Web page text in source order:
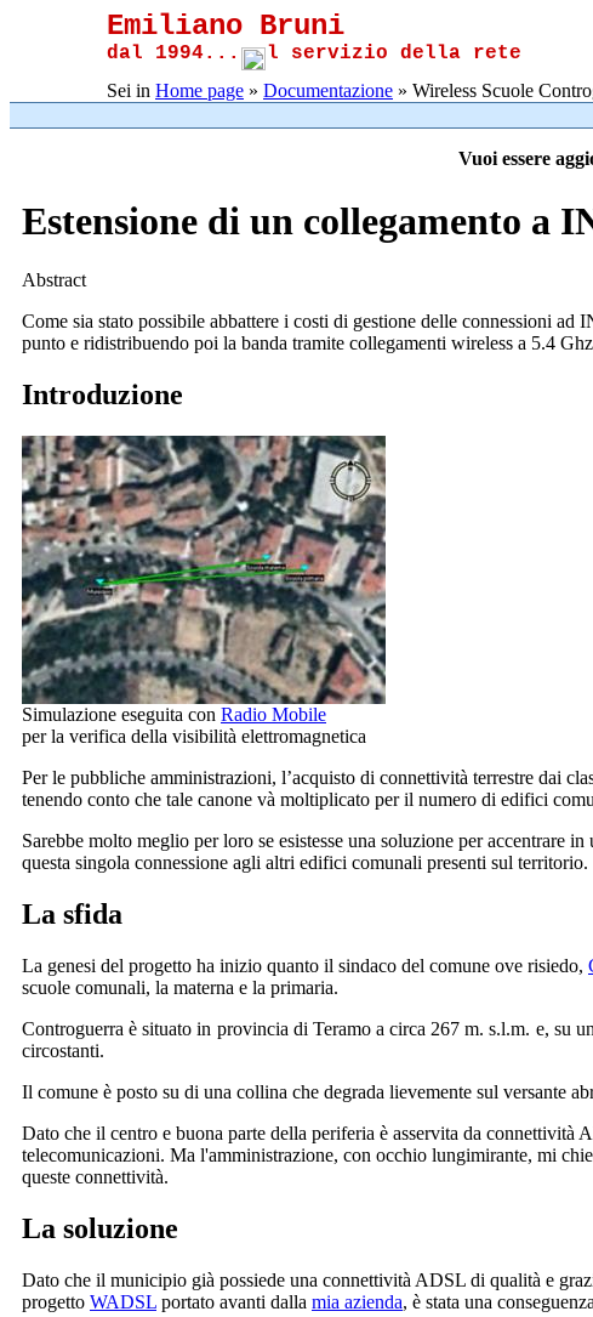
Emiliano Bruni
dal 1994... l servizio della rete
Sei in Home page » Documentazione » Wireless Scuole
Vuoi essere
Estensione di un collegamento a
Abstract
Come sia stato possibile abbattere i costi di gestione delle connessioni
punto e ridistribuendo poi la banda tramite collegamenti wireless a 5.4
Introduzione
Simulazione eseguita con Radio Mobile
per la verifica della visibilità elettromagnetica
Per le pubbliche amministrazioni, l’acquisto di connettività terrestre dai
tenendo conto che tale canone và moltiplicato per il numero di edifici
Sarebbe molto meglio per loro se esistesse una soluzione per accentrare
questa singola connessione agli altri edifici comunali presenti sul territorio.
La sfida
La genesi del progetto ha inizio quanto il sindaco del comune ove risiedo,
scuole comunali, la materna e la primaria.
Controguerra è situato in provincia di Teramo a circa 267 m. s.l.m. e, su
circostanti.
Il comune è posto su di una collina che degrada lievemente sul versante
Dato che il centro e buona parte della periferia è asservita da
telecomunicazioni. Ma l'amministrazione, con occhio lungimirante, mi
queste connettività.
La soluzione
Dato che il municipio già possiede una connettività ADSL di qualità e
progetto WADSL portato avanti dalla mia azienda, è stata una